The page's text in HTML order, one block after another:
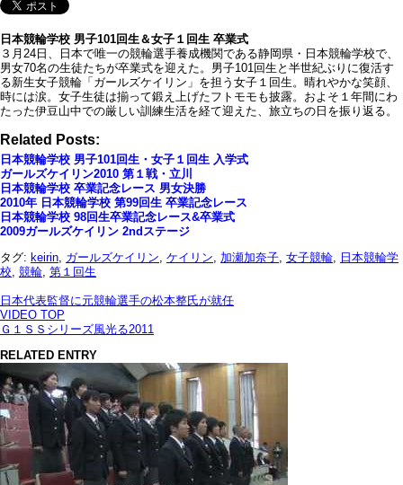
日本競輪学校 男子101回生＆女子１回生 卒業式
３月24日、日本で唯一の競輪選手養成機関である静岡県・日本競輪学校で、
男女70名の生徒たちが卒業式を迎えた。男子101回生と半世紀ぶりに復活す
る新生女子競輪「ガールズケイリン」を担う女子１回生。晴れやかな笑顔、
時には涙。女子生徒は揃って鍛え上げたフトモモも披露。およそ１年間にわ
たった伊豆山中での厳しい訓練生活を経て迎えた、旅立ちの日を振り返る。
Related Posts:
日本競輪学校 男子101回生・女子１回生 入学式
ガールズケイリン2010 第１戦・立川
日本競輪学校 卒業記念レース 男女決勝
2010年 日本競輪学校 第99回生 卒業記念レース
日本競輪学校 98回生卒業記念レース&卒業式
2009ガールズケイリン 2ndステージ
タグ: keirin ガールズケイリン ケイリン 加瀬加奈子 女子競輪
日本競輪学
校 競輪 第１回生
日本代表監督に元競輪選手の松本整氏が就任
VIDEO TOP
Ｇ１ＳＳシリーズ風光る2011
RELATED ENTRY